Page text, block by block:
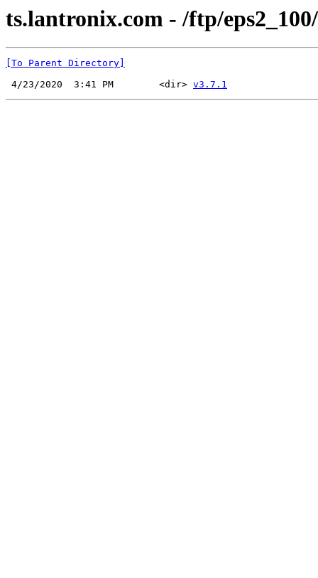
ts.lantronix.com - /ftp/eps2_100/
[To Parent Directory]
4/23/2020  3:41 PM        <dir> v3.7.1